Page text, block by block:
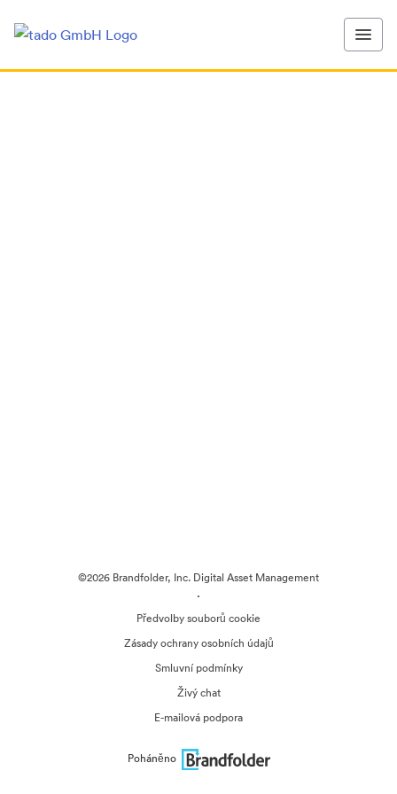
©2026 Brandfolder, Inc. Digital Asset Management
·
Předvolby souborů cookie
Zásady ochrany osobních údajů
Smluvní podmínky
Živý chat
E-mailová podpora
Poháněno